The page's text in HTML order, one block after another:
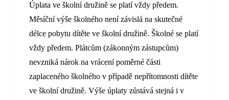
Úplata ve školní družině se platí vždy předem.
Měsíční výše školného není závislá na skutečné
délce pobytu dítěte ve školní družině. Školné se platí
vždy předem. Plátcům (zákonným zástupcům)
nevzniká nárok na vrácení poměrné části
zaplaceného školného v případě nepřítomnosti dítěte
ve školní družině. Výše úplaty zůstává stejná i v